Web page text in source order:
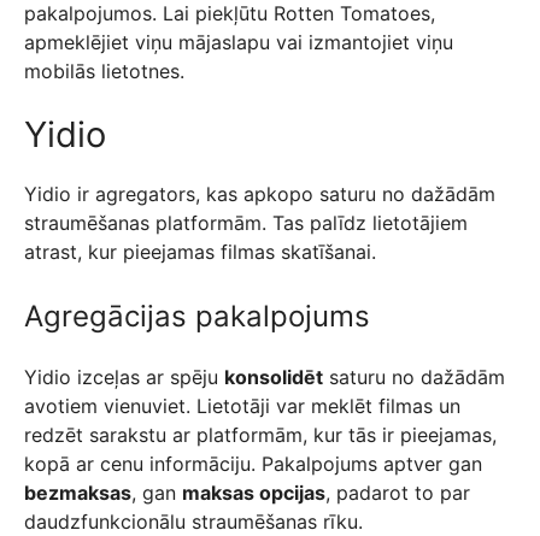
pakalpojumos. Lai piekļūtu Rotten Tomatoes,
apmeklējiet viņu mājaslapu vai izmantojiet viņu
mobilās lietotnes.
Yidio
Yidio ir agregators, kas apkopo saturu no dažādām
straumēšanas platformām. Tas palīdz lietotājiem
atrast, kur pieejamas filmas skatīšanai.
Agregācijas pakalpojums
Yidio izceļas ar spēju konsolidēt saturu no dažādām
avotiem vienuviet. Lietotāji var meklēt filmas un
redzēt sarakstu ar platformām, kur tās ir pieejamas,
kopā ar cenu informāciju. Pakalpojums aptver gan
bezmaksas, gan maksas opcijas, padarot to par
daudzfunkcionālu straumēšanas rīku.